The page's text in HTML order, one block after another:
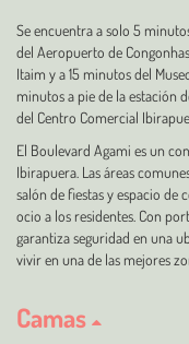
Se encuentra a solo 5
del Aeropuerto de
Itaim y a 15 minutos del
minutos a pie de la estación
del Centro Comercial
El Boulevard Agami es un
Ibirapuera. Las áreas
salón de fiestas y espacio
ocio a los residentes. Con
garantiza seguridad en una
vivir en una de las mejores
Camas